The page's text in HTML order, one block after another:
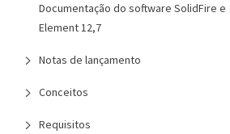
Documentação do software SolidFire e
Element 12,7
Notas de lançamento
Conceitos
Requisitos